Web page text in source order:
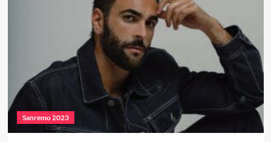
Sanremo 2023